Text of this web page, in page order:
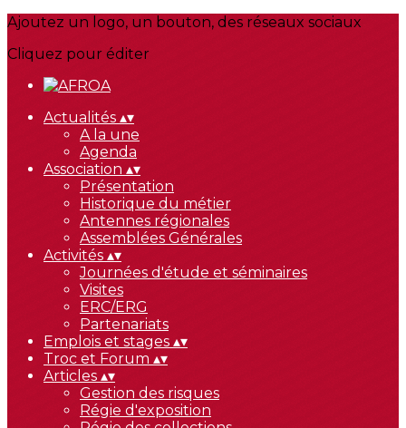
Ajoutez un logo, un bouton, des réseaux sociaux
Cliquez pour éditer
Actualités ▴▾
A la une
Agenda
Association ▴▾
Présentation
Historique du métier
Antennes régionales
Assemblées Générales
Activités ▴▾
Journées d'étude et séminaires
Visites
ERC/ERG
Partenariats
Emplois et stages ▴▾
Troc et Forum ▴▾
Articles ▴▾
Gestion des risques
Régie d'exposition